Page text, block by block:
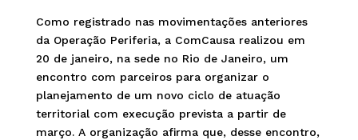
Como registrado nas movimentações anteriores
da Operação Periferia, a ComCausa realizou em
20 de janeiro, na sede no Rio de Janeiro, um
encontro com parceiros para organizar o
planejamento de um novo ciclo de atuação
territorial com execução prevista a partir de
março. A organização afirma que, desse encontro,